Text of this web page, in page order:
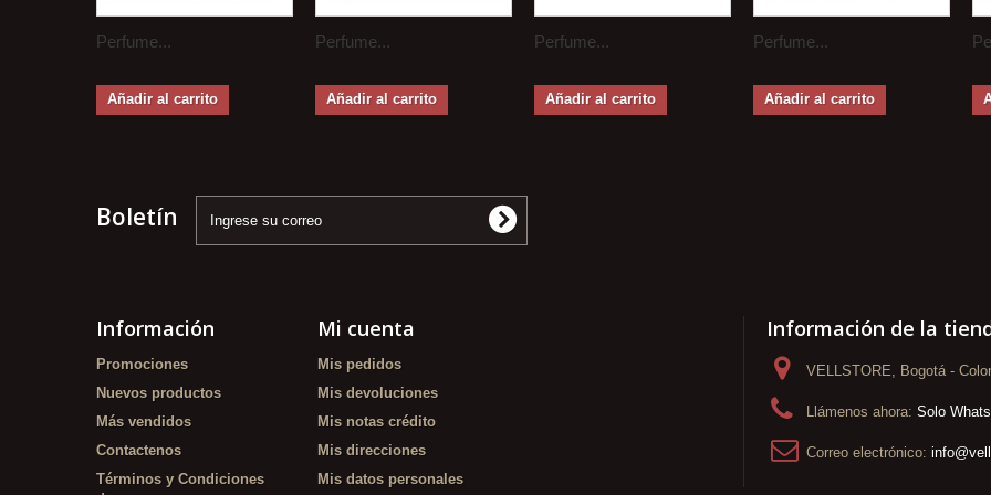
Perfume...
Añadir al carrito
Perfume...
Añadir al carrito
Perfume...
Añadir al carrito
Perfume...
Añadir al carrito
Boletín
Información
Promociones
Nuevos productos
Más vendidos
Contactenos
Términos y Condiciones
Mi cuenta
Mis pedidos
Mis devoluciones
Mis notas crédito
Mis direcciones
Mis datos personales
Información de la
VELLSTORE, Bogotá -
Llámenos ahora: Solo
Correo electrónico: